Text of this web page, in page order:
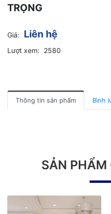
TRỌNG
Giá: Liên hệ
Lượt xem: 2580
Thông tin sản phẩm Bình
SẢN PHẨM